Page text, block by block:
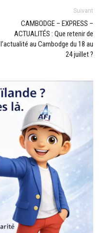
Suivant
CAMBODGE – EXPRESS –
ACTUALITÉS : Que retenir de
l’actualité au Cambodge du 18 au
24 juillet ?